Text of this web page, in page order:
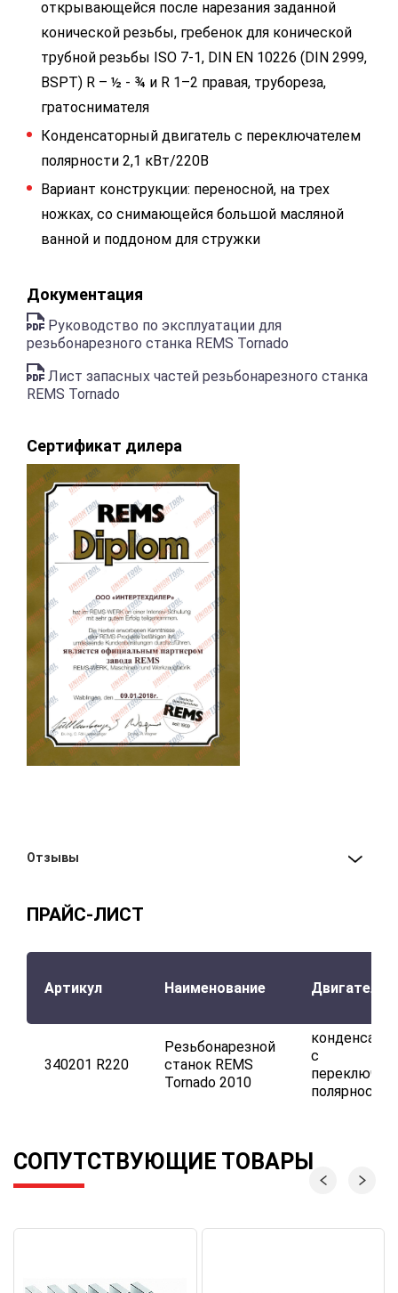
открывающейся после нарезания заданной
конической резьбы, гребенок для конической
трубной резьбы ISO 7-1, DIN EN 10226 (DIN 2999,
BSPT) R – ½ - ¾ и R 1–2 правая, трубореза,
гратоснимателя
Конденсаторный двигатель с переключателем
полярности 2,1 кВт/220В
Вариант конструкции: переносной, на трех
ножках, со снимающейся большой масляной
ванной и поддоном для стружки
Документация
Руководство по эксплуатации для
резьбонарезного станка REMS Tornado
Лист запасных частей резьбонарезного станка
REMS Tornado
Сертификат дилера
Отзывы
ПРАЙС-ЛИСТ
Артикул Наименование Двигатель
340201 R220
Резьбонарезной
станок REMS
Tornado 2010
с
полярности
СОПУТСТВУЮЩИЕ ТОВАРЫ